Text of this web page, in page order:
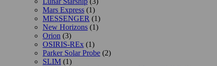
Mars Express (1)
MESSENGER (1)
New Horizons (1)
Orion (3)
OSIRIS-REx (1)
Parker Solar Probe (2)
SLIM (1)